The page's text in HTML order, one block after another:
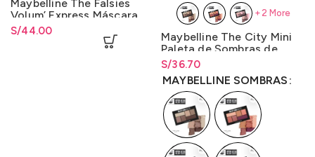
Maybelline The Falsies
Volum’ Express Máscara
291 Negro Intenso 7.5ml.
S/44.00
Maybelline The City Mini
Paleta de Sombras de
Ojos 4gr.
S/36.70
Rango de precios: desde
S/36.70hasta S/36.70
MAYBELLINE SOMBRAS
+2 More